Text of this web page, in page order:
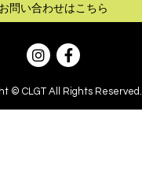
お問い合わせはこちら
© CLGT All Rights Reserved.